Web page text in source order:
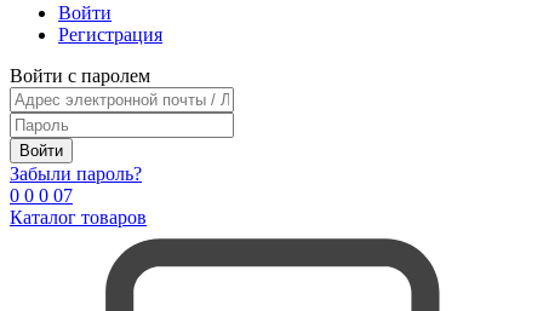
Войти
Регистрация
Войти с паролем
Войти
Забыли пароль?
0 0 0 07
Каталог товаров